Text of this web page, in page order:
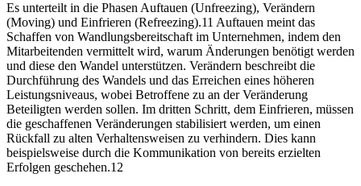
Es unterteilt in die Phasen Auftauen (Unfreezing), Verändern
(Moving) und Einfrieren (Refreezing).11 Auftauen meint das
Schaffen von Wandlungsbereitschaft im Unternehmen, indem den
Mitarbeitenden vermittelt wird, warum Änderungen benötigt werden
und diese den Wandel unterstützen. Verändern beschreibt die
Durchführung des Wandels und das Erreichen eines höheren
Leistungsniveaus, wobei Betroffene zu an der Veränderung
Beteiligten werden sollen. Im dritten Schritt, dem Einfrieren, müssen
die geschaffenen Veränderungen stabilisiert werden, um einen
Rückfall zu alten Verhaltensweisen zu verhindern. Dies kann
beispielsweise durch die Kommunikation von bereits erzielten
Erfolgen geschehen.12